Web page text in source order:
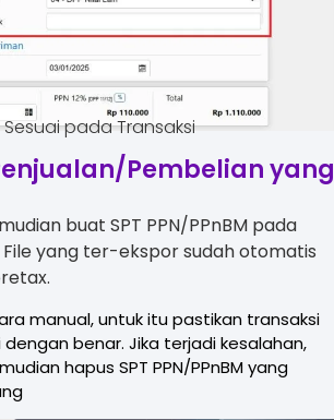
pada Transaksi
Pembelian yang
buat SPT PPN/PPnBM pada
yang ter-ekspor sudah otomatis
manual, untuk itu pastikan transaksi
benar. Jika terjadi kesalahan,
hapus SPT PPN/PPnBM yang